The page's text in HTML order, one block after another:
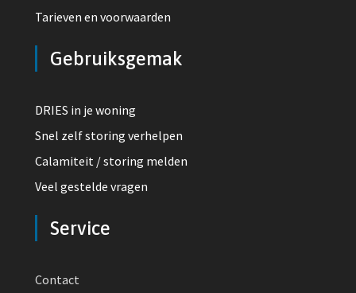
Tarieven en voorwaarden
Gebruiksgemak
DRIES in je woning
Snel zelf storing verhelpen
Calamiteit / storing melden
Veel gestelde vragen
Service
Contact